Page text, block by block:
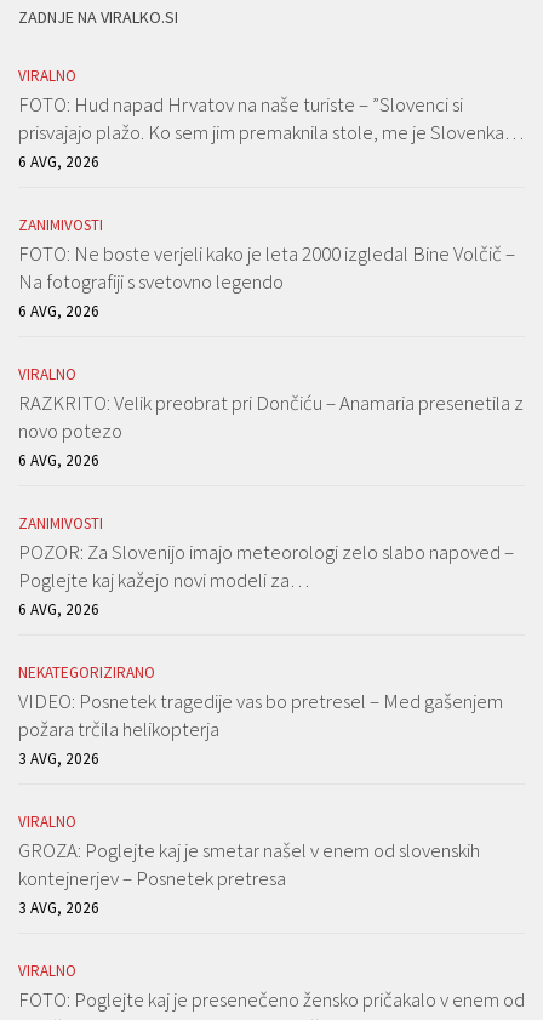
ZADNJE NA VIRALKO.SI
VIRALNO
FOTO: Hud napad Hrvatov na naše turiste – ”Slovenci si
prisvajajo plažo. Ko sem jim premaknila stole, me je Slovenka…
6 AVG, 2026
ZANIMIVOSTI
FOTO: Ne boste verjeli kako je leta 2000 izgledal Bine Volčič –
Na fotografiji s svetovno legendo
6 AVG, 2026
VIRALNO
RAZKRITO: Velik preobrat pri Dončiću – Anamaria presenetila z
novo potezo
6 AVG, 2026
ZANIMIVOSTI
POZOR: Za Slovenijo imajo meteorologi zelo slabo napoved –
Poglejte kaj kažejo novi modeli za…
6 AVG, 2026
NEKATEGORIZIRANO
VIDEO: Posnetek tragedije vas bo pretresel – Med gašenjem
požara trčila helikopterja
3 AVG, 2026
VIRALNO
GROZA: Poglejte kaj je smetar našel v enem od slovenskih
kontejnerjev – Posnetek pretresa
3 AVG, 2026
VIRALNO
FOTO: Poglejte kaj je presenečeno žensko pričakalo v enem od